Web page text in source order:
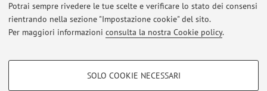
Potrai sempre rivedere le tue scelte e verificare lo stato dei consensi
rientrando nella sezione "Impostazione cookie" del sito.
Per maggiori informazioni consulta la nostra Cookie policy.
COOKIE DI PROFILAZIONE - FACOLTATIVI
SOLO COOKIE NECESSARI
Al momento non sono presenti avvisi.
Area riservata